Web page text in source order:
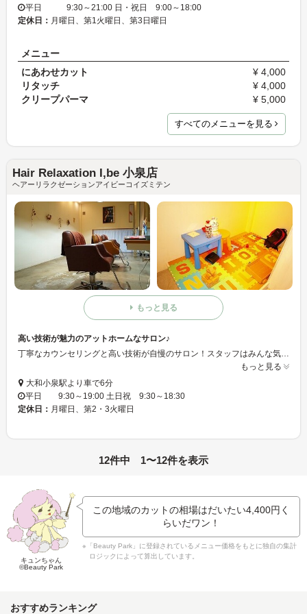
平日 9:30～21:00 日・祝日 9:00～18:00
定休日： 月曜日、第1火曜日、第3日曜日
メニュー
にあわせカット
¥ 4,000
リタッチ
¥ 4,000
クリープパーマ
¥ 5,000
すべてのメニューを見る
Hair Relaxation I,be 小泉店
ヘアーリラクゼーションアイビーコイズミテン
もっと見る
高い技術が魅力のアットホームなサロン♪
丁寧なカウンセリングと高い技術が自慢のサロン！スタッフはみんな気さくでフレンドリーなので、リラックスして過ごしていただけます♪駐車場があるので車での来店OK！キッズルームを完備しているので、主婦の方も気軽にお越しください☆ミ
もっと見る
大和小泉駅より車で6分
平日 9:30～19:00 土日祝 9:30～18:30
定休日： 月曜日、第2・3火曜日
12件中 1〜12件を表示
キュンちゃん
©Beauty Park
この地域のカットの相場はだいたい4,400円 く
らいだワン！
※「Beauty Park」に登録されているメニュー価格をもとに独自の集計
ロジックによって算出しています。
おすすめランキング